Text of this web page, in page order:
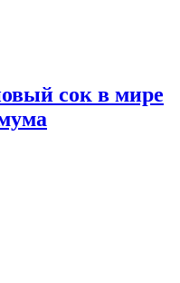
сок в мире